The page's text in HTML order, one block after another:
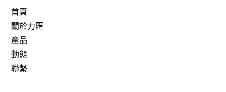
首頁
關於力匯
產品
動態
聯繫